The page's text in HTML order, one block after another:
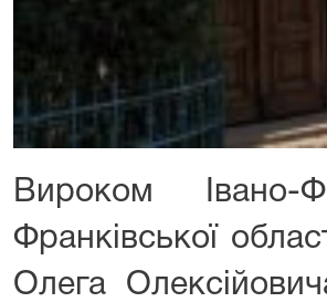
Вироком Івано-
Франківської
Олега